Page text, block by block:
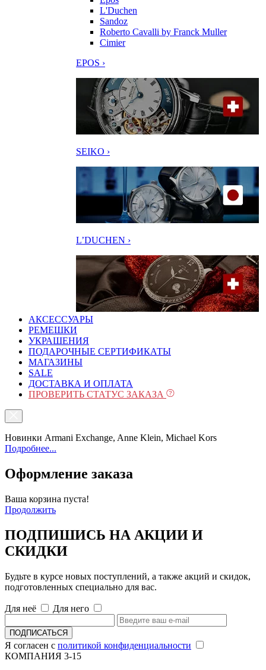
L'Duchen
Sandoz
Roberto Cavalli by Franck Muller
Cimier
EPOS ›
SEIKO ›
L’DUCHEN ›
АКСЕССУАРЫ
РЕМЕШКИ
УКРАШЕНИЯ
ПОДАРОЧНЫЕ СЕРТИФИКАТЫ
МАГАЗИНЫ
SALE
ДОСТАВКА И ОПЛАТА
ПРОВЕРИТЬ СТАТУС ЗАКАЗА
Новинки Armani Exchange, Anne Klein, Michael Kors
Подробнее...
Оформление заказа
Ваша корзина пуста!
Продолжить
ПОДПИШИСЬ НА АКЦИИ И
СКИДКИ
Будьте в курсе новых поступлений, а также акций и скидок,
подготовленных специально для вас.
Для неё Для него
ПОДПИСАТЬСЯ
Я согласен с политикой конфиденциальности
КОМПАНИЯ 3-15